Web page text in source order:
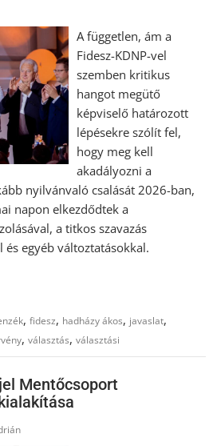
A független, ám a
Fidesz-KDNP-vel
szemben kritikus
hangot megütő
képviselő határozott
lépésekre szólít fel,
hogy meg kell
akadályozni a
nyilvánvaló csalását 2026-ban,
napon elkezdődtek a
a titkos szavazás
és egyéb változtatásokkal.
,fidesz, hadházy ákos, javaslat,
,választás,választási
Mentőcsoport